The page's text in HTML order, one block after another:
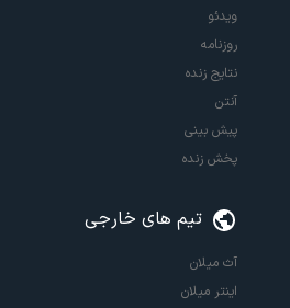
ویدئو
روزنامه
نتایج زنده
آنتن
پیش بینی
پخش زنده
تیم های خارجی
آث میلان
اینتر میلان